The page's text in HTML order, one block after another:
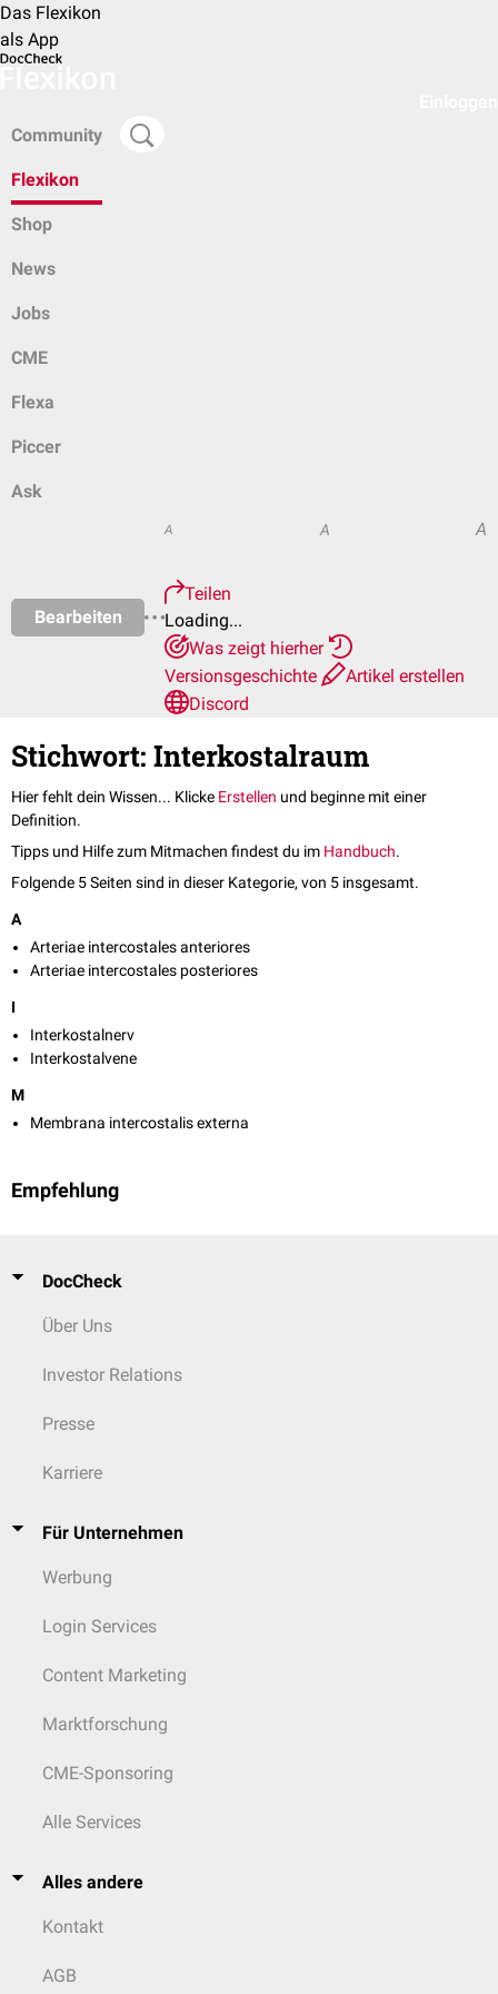
Das Flexikon
als App
Community
Flexikon
Shop
News
Jobs
CME
Flexa
Piccer
Ask
Bearbeiten
A A A
Teilen
Loading...
Was zeigt hierher
Versionsgeschichte
Artikel erstellen
Discord
Stichwort: Interkostalraum
Hier fehlt dein Wissen... Klicke Erstellen und beginne mit einer
Definition.
Tipps und Hilfe zum Mitmachen findest du im Handbuch.
Folgende 5 Seiten sind in dieser Kategorie, von 5 insgesamt.
A
Arteriae intercostales anteriores
Arteriae intercostales posteriores
I
Interkostalnerv
Interkostalvene
M
Membrana intercostalis externa
Empfehlung
DocCheck
Über Uns
Investor Relations
Presse
Karriere
Für Unternehmen
Werbung
Login Services
Content Marketing
Marktforschung
CME-Sponsoring
Alle Services
Alles andere
Kontakt
AGB